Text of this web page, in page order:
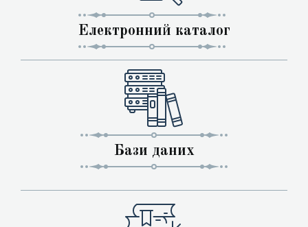
Електронний каталог
Бази даних